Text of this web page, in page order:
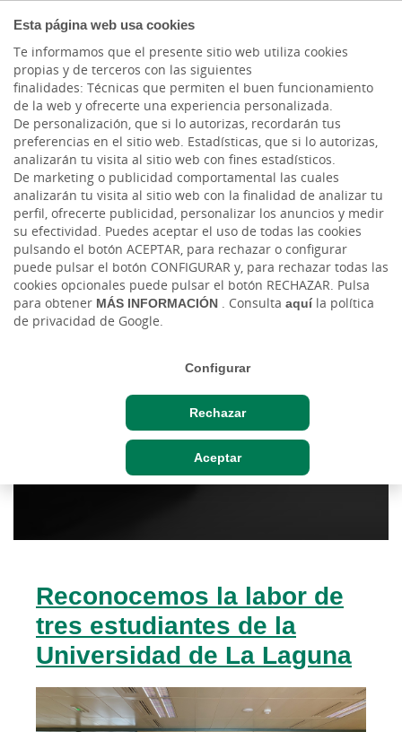
Esta página web usa cookies
Te informamos que el presente sitio web utiliza cookies
propias y de terceros con las siguientes
finalidades: Técnicas que permiten el buen funcionamiento
de la web y ofrecerte una experiencia personalizada.
De personalización, que si lo autorizas, recordarán tus
preferencias en el sitio web. Estadísticas, que si lo autorizas,
analizarán tu visita al sitio web con fines estadísticos.
De marketing o publicidad comportamental las cuales
analizarán tu visita al sitio web con la finalidad de analizar tu
perfil, ofrecerte publicidad, personalizar los anuncios y medir
su efectividad. Puedes aceptar el uso de todas las cookies
pulsando el botón ACEPTAR, para rechazar o configurar
puede pulsar el botón CONFIGURAR y, para rechazar todas las
cookies opcionales puede pulsar el botón RECHAZAR. Pulsa
para obtener MÁS INFORMACIÓN . Consulta aquíla política
de privacidad de Google.
Configurar
Rechazar
Aceptar
Cargando contenido, por favor espere...
CAJASIETE
Sala de Prensa
Reconocemos la labor de
tres estudiantes de la
Universidad de La Laguna